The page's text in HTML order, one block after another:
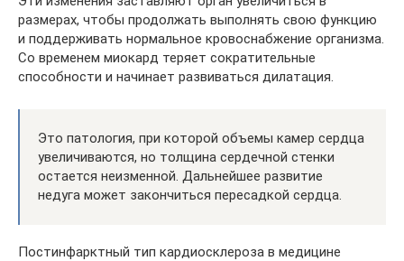
размерах, чтобы продолжать выполнять свою функцию
и поддерживать нормальное кровоснабжение организма.
Со временем миокард теряет сократительные
способности и начинает развиваться дилатация.
Это патология, при которой объемы камер сердца
увеличиваются, но толщина сердечной стенки
остается неизменной. Дальнейшее развитие
недуга может закончиться пересадкой сердца.
Постинфарктный тип кардиосклероза в медицине